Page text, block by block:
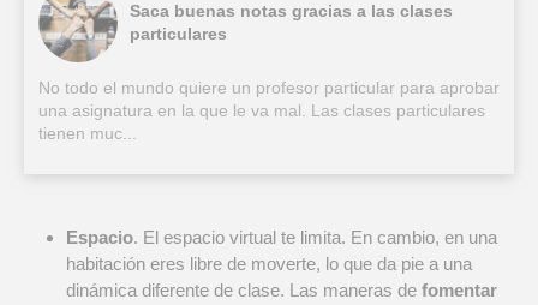
Saca buenas notas gracias a las clases
particulares
No todo el mundo quiere un profesor particular para aprobar
una asignatura en la que le va mal. Las clases particulares
tienen muc...
Espacio. El espacio virtual te limita. En cambio, en una
habitación eres libre de moverte, lo que da pie a una
dinámica diferente de clase. Las maneras de fomentar